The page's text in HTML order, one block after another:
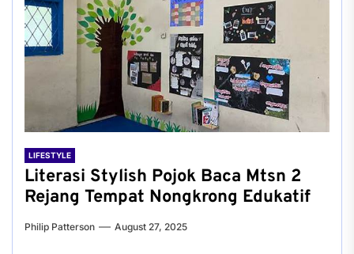
LIFESTYLE
Literasi Stylish Pojok Baca Mtsn 2
Rejang Tempat Nongkrong Edukatif
Philip Patterson August 27, 2025